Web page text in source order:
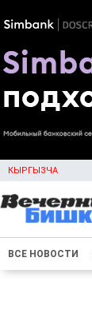
КЫРГЫЗЧА
ВСЕ НОВОСТИ